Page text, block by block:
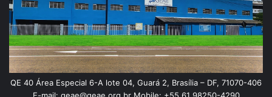
QE 40 Área Especial 6-A lote 04, Guará 2, Brasília – DF, 71070-406